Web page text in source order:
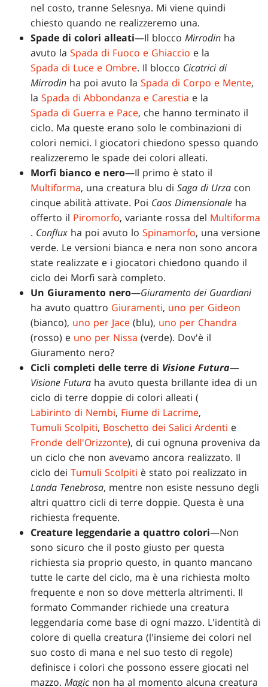
nel costo, tranne Selesnya. Mi viene quindi
chiesto quando ne realizzeremo una.
Spade di colori alleati—Il bloccoMirrodin ha
avuto laSpada di Fuoco e Ghiaccio e la
Spada di Luce e Ombre. Il blocco Cicatrici di
Mirrodin ha poi avuto laSpada di Corpo e Mente,
laSpada di Abbondanza e Carestia e la
Spada di Guerra e Pace, che hanno terminato il
ciclo. Ma queste erano solo le combinazioni di
colori nemici. I giocatori chiedono spesso quando
realizzeremo le spade dei colori alleati.
Morfi bianco e nero—Il primo è stato il
Multiforma, una creatura blu diSaga di Urza con
cinque abilità attivate. Poi Caos Dimensionale ha
offerto il Piromorfo, variante rossa del Multiforma
. Conflux ha poi avuto loSpinamorfo, una versione
verde. Le versioni bianca e nera non sono ancora
state realizzate e i giocatori chiedono quando il
ciclo dei Morfi sarà completo.
Un Giuramento nero—Giuramento dei Guardiani
ha avuto quattro Giuramenti, uno per Gideon
(bianco), uno per Jace (blu), uno per Chandra
(rosso) e uno per Nissa (verde). Dov'è il
Giuramento nero?
Cicli completi delle terre di Visione Futura—
Visione Futura ha avuto questa brillante idea di un
ciclo di terre doppie di colori alleati (
Labirinto di Nembi, Fiume di Lacrime,
Tumuli Scolpiti, Boschetto dei Salici Ardenti e
Fronde dell'Orizzonte), di cui ognuna proveniva da
un ciclo che non avevamo ancora realizzato. Il
ciclo deiTumuli Scolpiti è stato poi realizzato in
Landa Tenebrosa, mentre non esiste nessuno degli
altri quattro cicli di terre doppie. Questa è una
richiesta frequente.
Creature leggendarie a quattro colori—Non
sono sicuro che il posto giusto per questa
richiesta sia proprio questo, in quanto mancano
tutte le carte del ciclo, ma è una richiesta molto
frequente e non so dove metterla altrimenti. Il
formato Commander richiede una creatura
leggendaria come base di ogni mazzo. L'identità di
colore di quella creatura (l'insieme dei colori nel
suo costo di mana e nel suo testo di regole)
definisce i colori che possono essere giocati nel
mazzo.Magic non ha al momento alcuna creatura